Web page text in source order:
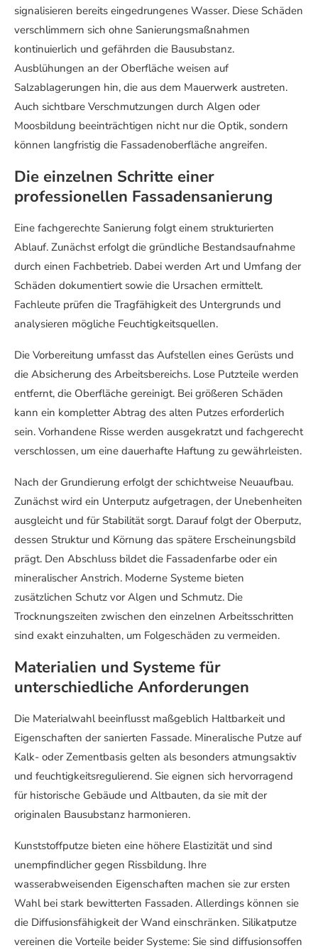
signalisieren bereits eingedrungenes Wasser. Diese Schäden
verschlimmern sich ohne Sanierungsmaßnahmen
kontinuierlich und gefährden die Bausubstanz.
Ausblühungen an der Oberfläche weisen auf
Salzablagerungen hin, die aus dem Mauerwerk austreten.
Auch sichtbare Verschmutzungen durch Algen oder
Moosbildung beeinträchtigen nicht nur die Optik, sondern
können langfristig die Fassadenoberfläche angreifen.
Die einzelnen Schritte einer
professionellen Fassadensanierung
Eine fachgerechte Sanierung folgt einem strukturierten
Ablauf. Zunächst erfolgt die gründliche Bestandsaufnahme
durch einen Fachbetrieb. Dabei werden Art und Umfang der
Schäden dokumentiert sowie die Ursachen ermittelt.
Fachleute prüfen die Tragfähigkeit des Untergrunds und
analysieren mögliche Feuchtigkeitsquellen.
Die Vorbereitung umfasst das Aufstellen eines Gerüsts und
die Absicherung des Arbeitsbereichs. Lose Putzteile werden
entfernt, die Oberfläche gereinigt. Bei größeren Schäden
kann ein kompletter Abtrag des alten Putzes erforderlich
sein. Vorhandene Risse werden ausgekratzt und fachgerecht
verschlossen, um eine dauerhafte Haftung zu gewährleisten.
Nach der Grundierung erfolgt der schichtweise Neuaufbau.
Zunächst wird ein Unterputz aufgetragen, der Unebenheiten
ausgleicht und für Stabilität sorgt. Darauf folgt der Oberputz,
dessen Struktur und Körnung das spätere Erscheinungsbild
prägt. Den Abschluss bildet die Fassadenfarbe oder ein
mineralischer Anstrich. Moderne Systeme bieten
zusätzlichen Schutz vor Algen und Schmutz. Die
Trocknungszeiten zwischen den einzelnen Arbeitsschritten
sind exakt einzuhalten, um Folgeschäden zu vermeiden.
Materialien und Systeme für
unterschiedliche Anforderungen
Die Materialwahl beeinflusst maßgeblich Haltbarkeit und
Eigenschaften der sanierten Fassade. Mineralische Putze auf
Kalk- oder Zementbasis gelten als besonders atmungsaktiv
und feuchtigkeitsregulierend. Sie eignen sich hervorragend
für historische Gebäude und Altbauten, da sie mit der
originalen Bausubstanz harmonieren.
Kunststoffputze bieten eine höhere Elastizität und sind
unempfindlicher gegen Rissbildung. Ihre
wasserabweisenden Eigenschaften machen sie zur ersten
Wahl bei stark bewitterten Fassaden. Allerdings können sie
die Diffusionsfähigkeit der Wand einschränken. Silikatputze
vereinen die Vorteile beider Systeme: Sie sind diffusionsoffen